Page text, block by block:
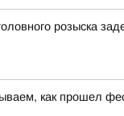
розыска
как прошел